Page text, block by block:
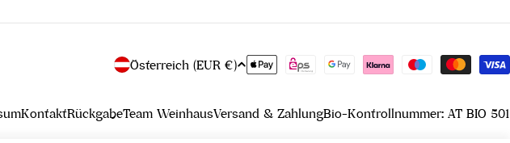
L
a
Österreich (EUR €) Zahlungsmethoden
KontaktRückgabeTeam WeinhausVersand & ZahlungBio-Kontrollnummer: AT BIO 501